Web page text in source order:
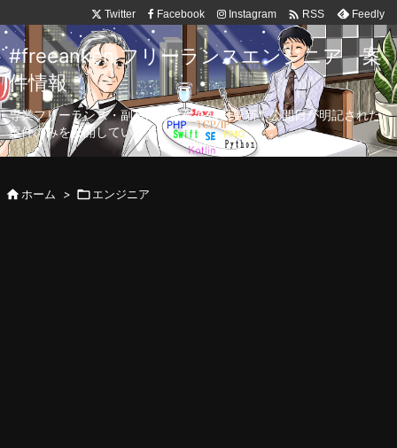
Twitter Facebook Instagram  RSS Feedly
#freeanken フリーランスエンジニア 案
件情報
専業フリーランス・副業向け案件を毎日更新！公開日が明記された
案件のみを公開しています。
ホーム > エンジニア